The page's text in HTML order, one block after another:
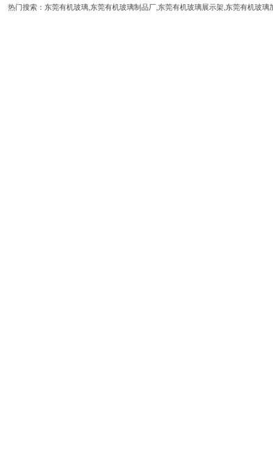
热门搜索：东莞有机玻璃,东莞有机玻璃制品厂,东莞有机玻璃展示架,东莞有机玻